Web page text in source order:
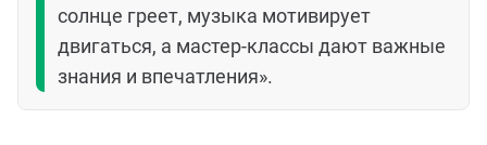
солнце греет, музыка мотивирует
двигаться, а мастер‑классы дают важные
знания и впечатления».